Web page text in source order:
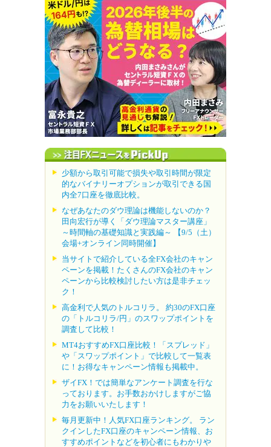
少額から取引可能で損失や取引時間が限定
的なバイナリーオプションが取引できる国
内全7口座を徹底比較。
なぜあなたのダウ理論は機能しないのか？
田向宏行が導く「ダウ理論マスター講座」
～時間軸の基礎知識と実践編～ 【9/5（土）
会場+オンライン同時開催】
当サイトで紹介している全FX会社のキャン
ペーンを掲載！たくさんのFX会社のキャン
ペーンから比較検討したい方は是非チェッ
ク！
高金利で人気のトルコリラ。 約30のFX口座
の「トルコリラ/円」のスワップポイントを
調査して比較！
MT4おすすめFX口座比較！「スプレッド」
や「スワップポイント」で比較して一覧表
に！お得なキャンペーン情報も掲載中。
ザイFX！では簡単なアンケート調査を行な
っております。お手数おかけしますがご協
力をお願いいたします！
毎月更新中！人気FX口座ランキング。 ラン
クインしたFX口座のキャンペーン情報、お
すすめポイントなどを初心者にもわかりや